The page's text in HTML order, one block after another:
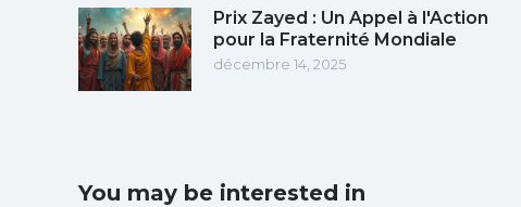
Prix Zayed : Un Appel à l'Action
pour la Fraternité Mondiale
décembre 14, 2025
You may be interested in